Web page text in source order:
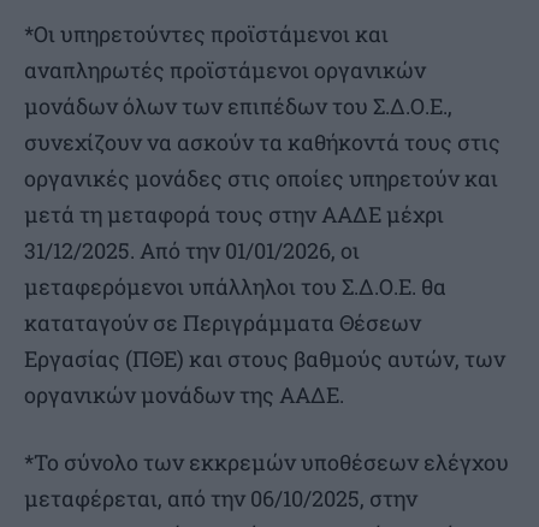
*Οι υπηρετούντες προϊστάμενοι και
αναπληρωτές προϊστάμενοι οργανικών
μονάδων όλων των επιπέδων του Σ.Δ.Ο.Ε.,
συνεχίζουν να ασκούν τα καθήκοντά τους στις
οργανικές μονάδες στις οποίες υπηρετούν και
μετά τη μεταφορά τους στην ΑΑΔΕ μέχρι
31/12/2025. Από την 01/01/2026, οι
μεταφερόμενοι υπάλληλοι του Σ.Δ.Ο.Ε. θα
καταταγούν σε Περιγράμματα Θέσεων
Εργασίας (ΠΘΕ) και στους βαθμούς αυτών, των
οργανικών μονάδων της ΑΑΔΕ.
*Το σύνολο των εκκρεμών υποθέσεων ελέγχου
μεταφέρεται, από την 06/10/2025, στην